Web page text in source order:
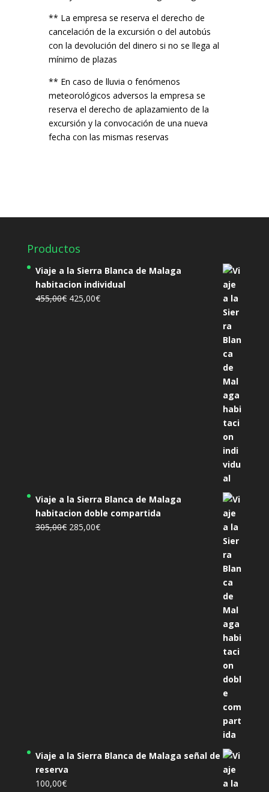
** La empresa se reserva el derecho de
cancelación de la excursión o del autobús
con la devolución del dinero si no se llega al
mínimo de plazas
** En caso de lluvia o fenómenos
meteorológicos adversos la empresa se
reserva el derecho de aplazamiento de la
excursión y la convocación de una nueva
fecha con las mismas reservas
Productos
Viaje a la Sierra Blanca de Malaga
habitacion individual
455,00€ El
425,00€El
Viaje a la Sierra Blanca de Malaga
habitacion doble compartida
305,00€ El
285,00€El
Viaje a la Sierra Blanca de Malaga señal de
reserva
100,00€